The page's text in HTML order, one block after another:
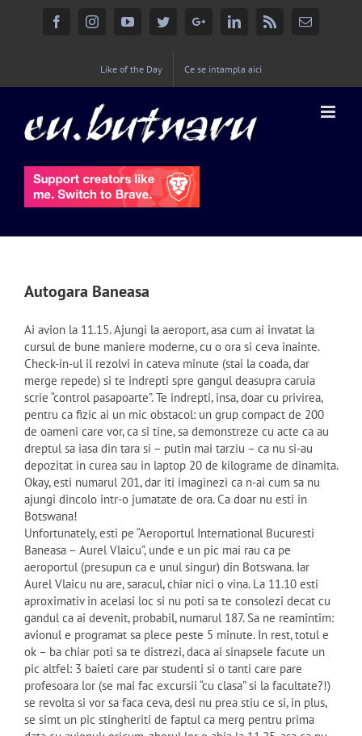
FacebookInstagramYouTubeTwitterGoogle+Linkedin Email
Like of the Day Ce se intampla aici
Autogara Baneasa
Ai avion la 11.15. Ajungi la aeroport, asa cum ai invatat la
cursul de bune maniere moderne, cu o ora si ceva inainte.
Check-in-ul il rezolvi in cateva minute (stai la coada, dar
merge repede) si te indrepti spre gangul deasupra caruia
scrie “control pasapoarte”. Te indrepti, insa, doar cu privirea,
pentru ca fizic ai un mic obstacol: un grup compact de 200
de oameni care vor, ca si tine, sa demonstreze cu acte ca au
dreptul sa iasa din tara si – putin mai tarziu – ca nu si-au
depozitat in curea sau in laptop 20 de kilograme de dinamita.
Okay, esti numarul 201, dar iti imaginezi ca n-ai cum sa nu
ajungi dincolo intr-o jumatate de ora. Ca doar nu esti in
Botswana!
Unfortunately, esti pe “Aeroportul International Bucuresti
Baneasa – Aurel Vlaicu”, unde e un pic mai rau ca pe
aeroportul (presupun ca e unul singur) din Botswana. Iar
Aurel Vlaicu nu are, saracul, chiar nici o vina. La 11.10 esti
aproximativ in acelasi loc si nu poti sa te consolezi decat cu
gandul ca ai devenit, probabil, numarul 187. Sa ne reamintim:
avionul e programat sa plece peste 5 minute. In rest, totul e
ok – ba chiar poti sa te distrezi, daca ai sinapsele facute un
pic altfel: 3 baieti care par studenti si o tanti care pare
profesoara lor (se mai fac excursii “cu clasa” si la facultate?!)
se revolta si vor sa faca ceva, desi nu prea stiu ce si, in plus,
se simt un pic stingheriti de faptul ca merg pentru prima